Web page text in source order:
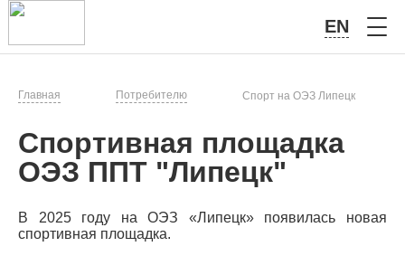
EN
Главная Потребителю Спорт на ОЭЗ Липецк
Спортивная площадка
ОЭЗ ППТ "Липецк"
В 2025 году на ОЭЗ «Липецк» появилась новая
спортивная площадка.